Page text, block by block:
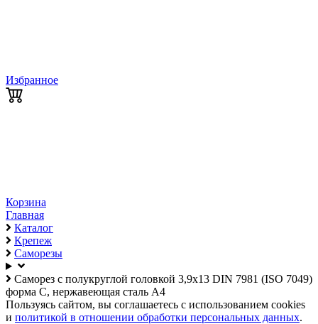
Избранное
Корзина
Главная
Каталог
Крепеж
Саморезы
Саморез с полукруглой головкой 3,9х13 DIN 7981 (ISO 7049)
форма C, нержавеющая сталь А4
Пользуясь сайтом, вы соглашаетесь с использованием cookies
и политикой в отношении обработки персональных данных.